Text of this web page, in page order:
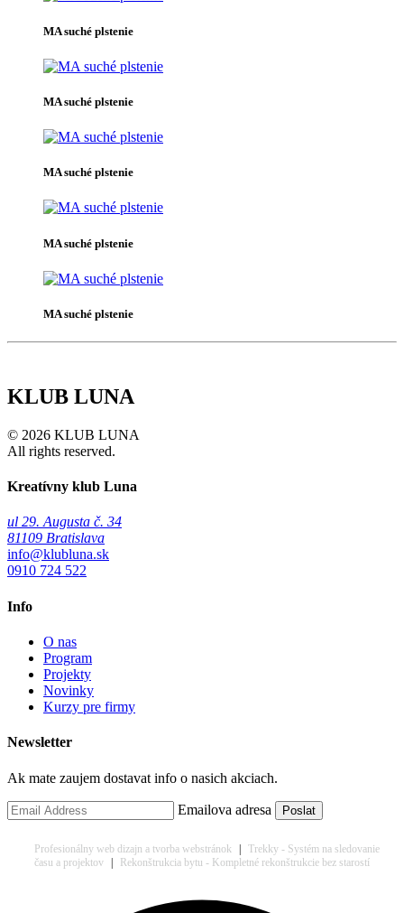
MA suché plstenie
MA suché plstenie
MA suché plstenie
MA suché plstenie
MA suché plstenie
KLUB LUNA
© 2026 KLUB LUNA
All rights reserved.
Kreatívny klub Luna
ul 29. Augusta č. 34
81109 Bratislava
info@klubluna.sk
0910 724 522
Info
O nas
Program
Projekty
Novinky
Kurzy pre firmy
Newsletter
Ak mate zaujem dostavat info o nasich akciach.
Emailova adresa
Profesionálny web dizajn a tvorba webstránok | Trekky - Systém na sledovanie
času a projektov | Rekonštrukcia bytu - Kompletné rekonštrukcie bez starostí